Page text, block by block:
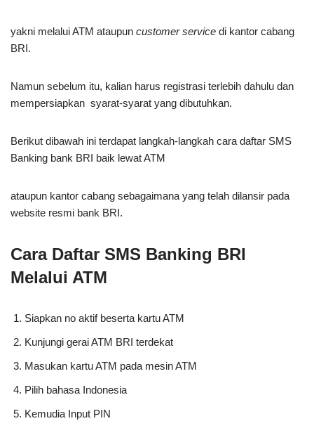
yakni melalui ATM ataupun customer service di kantor cabang
BRI.
Namun sebelum itu, kalian harus registrasi terlebih dahulu dan
mempersiapkan syarat-syarat yang dibutuhkan.
Berikut dibawah ini terdapat langkah-langkah cara daftar SMS
Banking bank BRI baik lewat ATM
ataupun kantor cabang sebagaimana yang telah dilansir pada
website resmi bank BRI.
Cara Daftar SMS Banking BRI
Melalui ATM
Siapkan no aktif beserta kartu ATM
Kunjungi gerai ATM BRI terdekat
Masukan kartu ATM pada mesin ATM
Pilih bahasa Indonesia
Kemudia Input PIN